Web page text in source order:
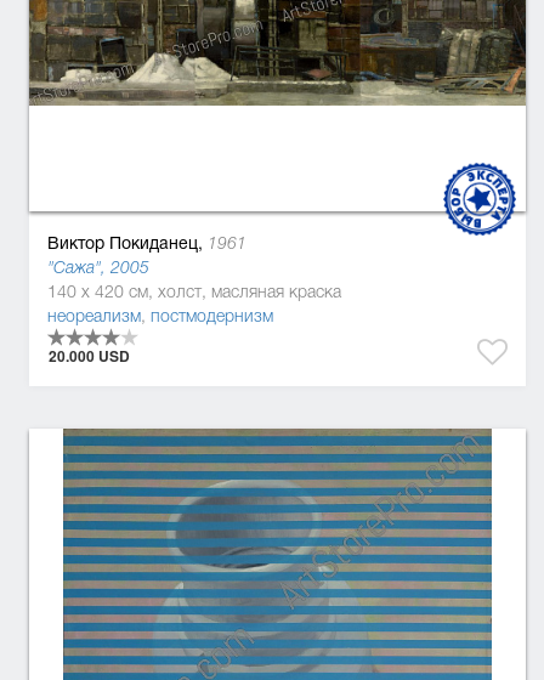
Виктор Покиданец, 1961
"Сажа", 2005
140 x 420 см, холст, масляная краска
неореализм, постмодернизм
20.000 USD